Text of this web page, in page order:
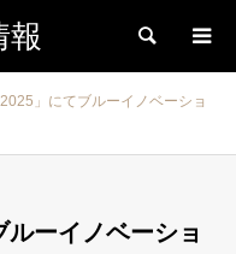
報 検索
2025」にてブルーイノベーショ
ルーイノベーショ